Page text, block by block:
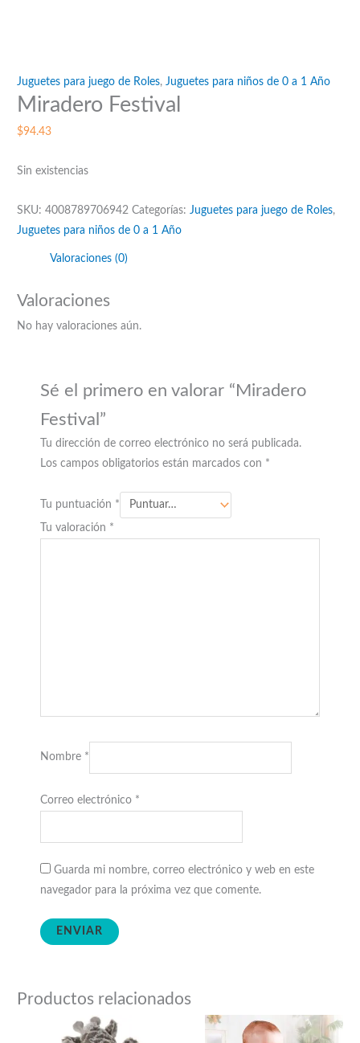
Juguetes para juego de Roles,Juguetes para niños de 0 a 1 Año
Miradero Festival
$94.43
Sin existencias
SKU:4008789706942 Categorías:Juguetes para juego de Roles,
Juguetes para niños de 0 a 1 Año
Valoraciones (0)
Valoraciones
No hay valoraciones aún.
Sé el primero en valorar “Miradero
Festival”
Tu dirección de correo electrónico no será publicada.
Los campos obligatorios están marcados con *
Tu puntuación *
Tu valoración *
Nombre *
Correo electrónico *
Guarda mi nombre, correo electrónico y web en este
navegador para la próxima vez que comente.
Productos relacionados